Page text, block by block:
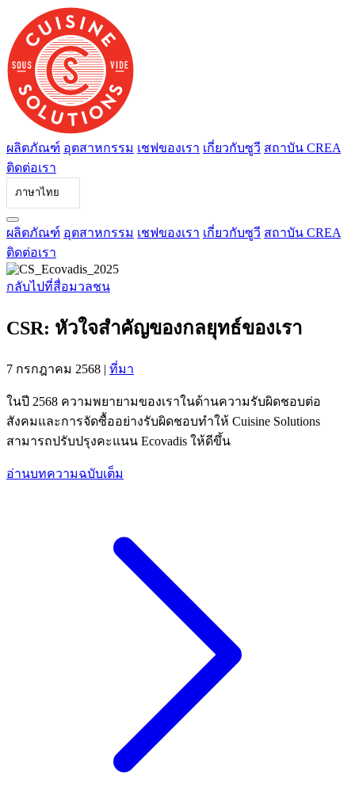
ไป
ที่
เนื้อหา
ผลิตภัณฑ์ อุตสาหกรรม เชฟของเรา เกี่ยวกับซูวี สถาบัน CREA
ติดต่อเรา
ภาษาไทย
ผลิตภัณฑ์ อุตสาหกรรม เชฟของเรา เกี่ยวกับซูวี สถาบัน CREA
ติดต่อเรา
กลับไปที่สื่อมวลชน
CSR: หัวใจสำคัญของกลยุทธ์ของเรา
7 กรกฎาคม 2568 | ที่มา
ในปี 2568 ความพยายามของเราในด้านความรับผิดชอบต่อ
สังคมและการจัดซื้ออย่างรับผิดชอบทำให้ Cuisine Solutions
สามารถปรับปรุงคะแนน Ecovadis ให้ดีขึ้น
อ่านบทความฉบับเต็ม